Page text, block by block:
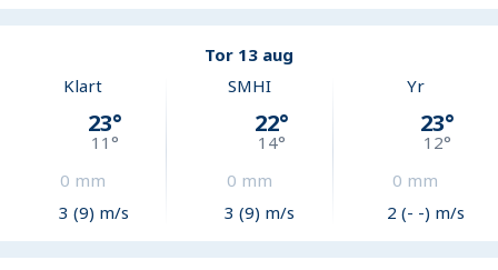
Tor 13 aug
Klart
23°
11°
0 mm
3 (9) m/s
SMHI
22°
14°
0 mm
3 (9) m/s
Yr
23°
12°
0 mm
2 (- -) m/s